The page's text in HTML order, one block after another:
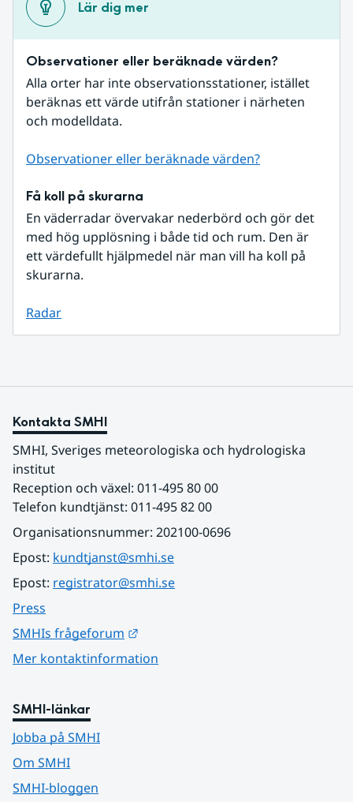
Lär dig mer
Observationer eller beräknade värden?
Alla orter har inte observationsstationer, istället
beräknas ett värde utifrån stationer i närheten
och modelldata.
Observationer eller beräknade värden?
Få koll på skurarna
En väderradar övervakar nederbörd och gör det
med hög upplösning i både tid och rum. Den är
ett värdefullt hjälpmedel när man vill ha koll på
skurarna.
Radar
Kontakta SMHI
SMHI, Sveriges meteorologiska och hydrologiska
institut
Reception och växel: 011-495 80 00
Telefon kundtjänst: 011-495 82 00
Organisationsnummer: 202100-0696
Epost: kundtjanst@smhi.se
Epost: registrator@smhi.se
Press
SMHIs frågeforum
Mer kontaktinformation
SMHI-länkar
Jobba på SMHI
Om SMHI
SMHI-bloggen